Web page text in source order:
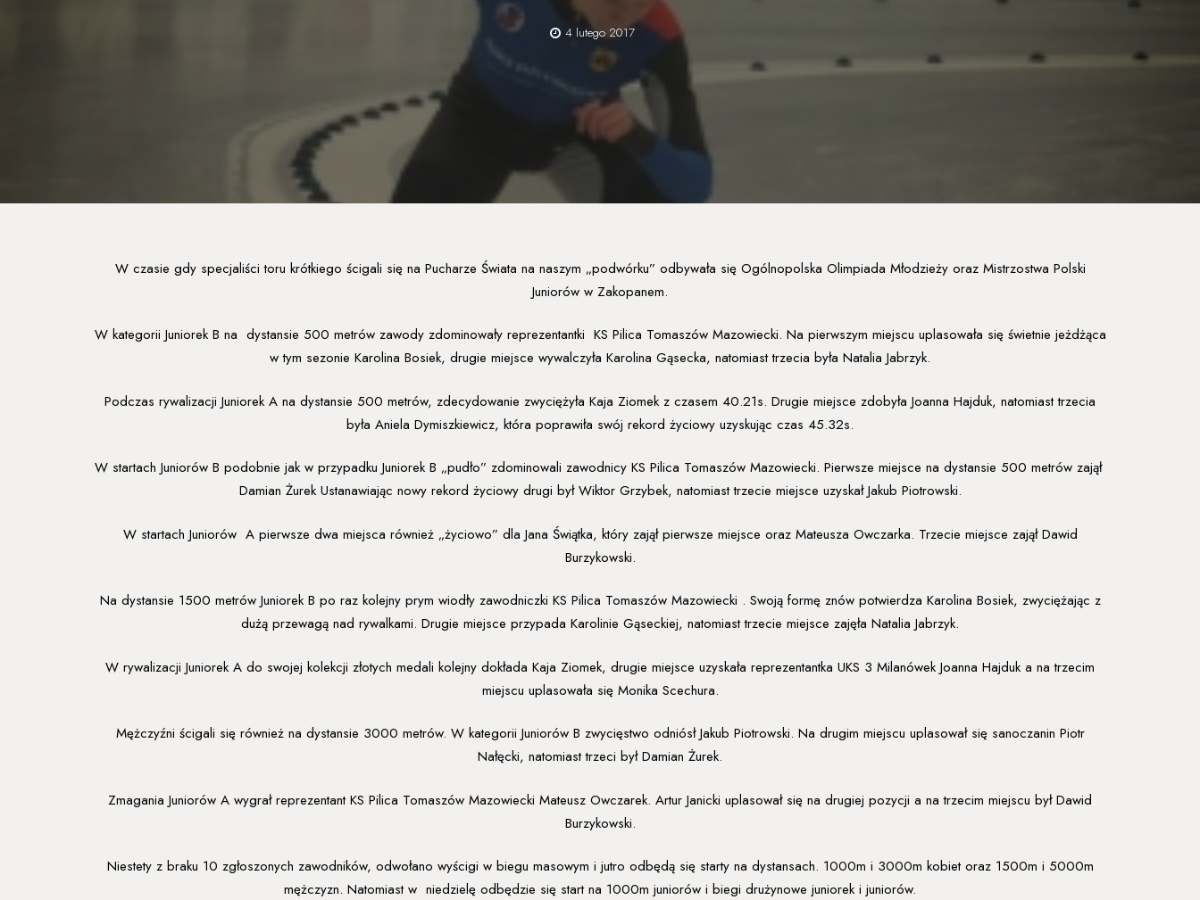
4 lutego 2017
W czasie gdy specjaliści toru krótkiego ścigali się na Pucharze Świata na naszym „podwórku” odbywała się Ogólnopolska Olimpiada Młodzieży oraz Mistrzostwa Polski
Juniorów w Zakopanem.
W kategorii Juniorek B na dystansie 500 metrów zawody zdominowały reprezentantki KS Pilica Tomaszów Mazowiecki. Na pierwszym miejscu uplasowała się świetnie jeżdżąca
w tym sezonie Karolina Bosiek, drugie miejsce wywalczyła Karolina Gąsecka, natomiast trzecia była Natalia Jabrzyk.
Podczas rywalizacji Juniorek A na dystansie 500 metrów, zdecydowanie zwyciężyła Kaja Ziomek z czasem 40.21s. Drugie miejsce zdobyła Joanna Hajduk, natomiast trzecia
była Aniela Dymiszkiewicz, która poprawiła swój rekord życiowy uzyskując czas 45.32s.
W startach Juniorów B podobnie jak w przypadku Juniorek B „pudło” zdominowali zawodnicy KS Pilica Tomaszów Mazowiecki. Pierwsze miejsce na dystansie 500 metrów zajął
Damian Żurek Ustanawiając nowy rekord życiowy drugi był Wiktor Grzybek, natomiast trzecie miejsce uzyskał Jakub Piotrowski.
W startach Juniorów A pierwsze dwa miejsca również „życiowo” dla Jana Świątka, który zajął pierwsze miejsce oraz Mateusza Owczarka. Trzecie miejsce zajął Dawid
Burzykowski.
Na dystansie 1500 metrów Juniorek B po raz kolejny prym wiodły zawodniczki KS Pilica Tomaszów Mazowiecki . Swoją formę znów potwierdza Karolina Bosiek, zwyciężając z
dużą przewagą nad rywalkami. Drugie miejsce przypada Karolinie Gąseckiej, natomiast trzecie miejsce zajęła Natalia Jabrzyk.
W rywalizacji Juniorek A do swojej kolekcji złotych medali kolejny dokłada Kaja Ziomek, drugie miejsce uzyskała reprezentantka UKS 3 Milanówek Joanna Hajduk a na trzecim
miejscu uplasowała się Monika Scechura.
Mężczyźni ścigali się również na dystansie 3000 metrów. W kategorii Juniorów B zwycięstwo odniósł Jakub Piotrowski. Na drugim miejscu uplasował się sanoczanin Piotr
Nałęcki, natomiast trzeci był Damian Żurek.
Zmagania Juniorów A wygrał reprezentant KS Pilica Tomaszów Mazowiecki Mateusz Owczarek. Artur Janicki uplasował się na drugiej pozycji a na trzecim miejscu był Dawid
Burzykowski.
Niestety z braku 10 zgłoszonych zawodników, odwołano wyścigi w biegu masowym i jutro odbędą się starty na dystansach. 1000m i 3000m kobiet oraz 1500m i 5000m
mężczyzn. Natomiast w niedzielę odbędzie się start na 1000m juniorów i biegi drużynowe juniorek i juniorów.